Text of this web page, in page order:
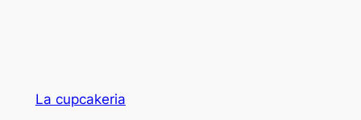
La cupcakeria